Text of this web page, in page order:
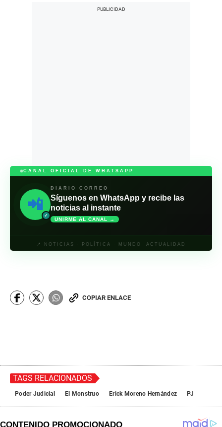
CANAL OFICIAL DE WHATSAPP
📲
✓
DIARIO CORREO
Síguenos en WhatsApp y recibe las
noticias al instante
UNIRME AL CANAL →
📍 NOTICIAS · POLÍTICA · MUNDO· ACTUALIDAD
COPIAR ENLACE
TAGS RELACIONADOS
Poder Judicial El Monstruo Erick Moreno Hernández PJ